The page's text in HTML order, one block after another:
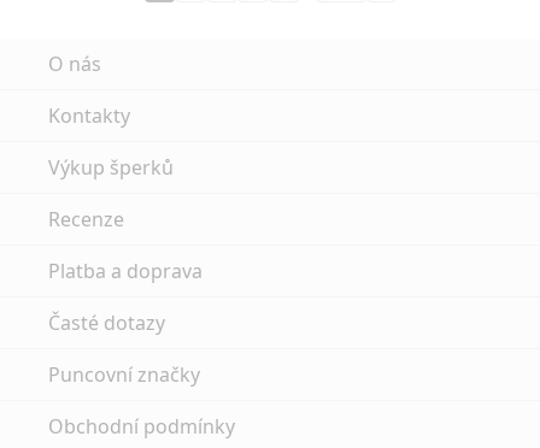
O nás
Kontakty
Výkup šperků
Recenze
Platba a doprava
Časté dotazy
Puncovní značky
Obchodní podmínky